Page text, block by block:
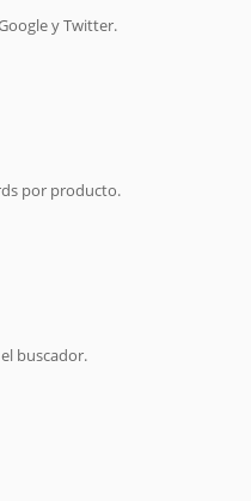
y Twitter.
por producto.
buscador.